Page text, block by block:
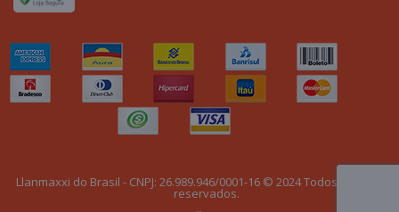
Llanmaxxi do Brasil - CNPJ: 26.989.946/0001-16 © 2024 Todos os direitos
reservados.